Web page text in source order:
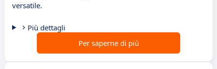
versatile.
Più dettagli
Per saperne di più